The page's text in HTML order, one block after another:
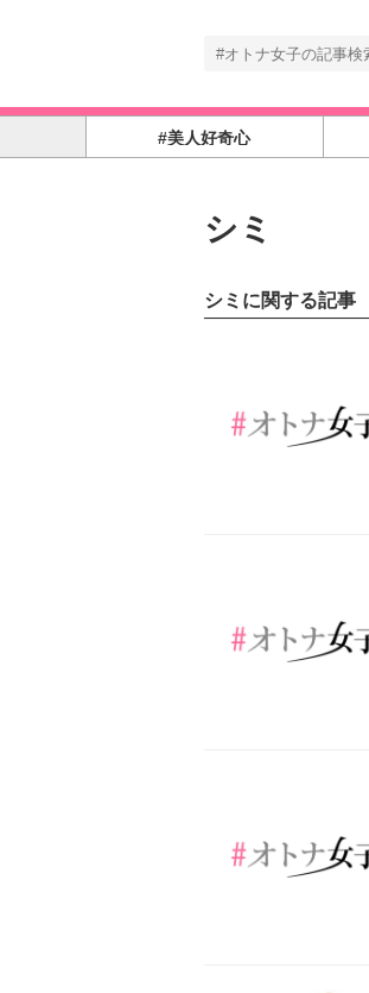
#美人好奇心
シミ
シミに関する記事